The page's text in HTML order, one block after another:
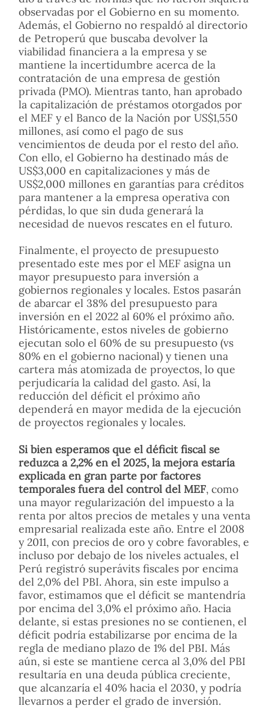
observadas por el Gobierno en su momento.
Además, el Gobierno no respaldó al directorio
de Petroperú que buscaba devolver la
viabilidad financiera a la empresa y se
mantiene la incertidumbre acerca de la
contratación de una empresa de gestión
privada (PMO). Mientras tanto, han aprobado
la capitalización de préstamos otorgados por
el MEF y el Banco de la Nación por US$1,550
millones, así como el pago de sus
vencimientos de deuda por el resto del año.
Con ello, el Gobierno ha destinado más de
US$3,000 en capitalizaciones y más de
US$2,000 millones en garantías para créditos
para mantener a la empresa operativa con
pérdidas, lo que sin duda generará la
necesidad de nuevos rescates en el futuro.
Finalmente, el proyecto de presupuesto
presentado este mes por el MEF asigna un
mayor presupuesto para inversión a
gobiernos regionales y locales. Estos pasarán
de abarcar el 38% del presupuesto para
inversión en el 2022 al 60% el próximo año.
Históricamente, estos niveles de gobierno
ejecutan solo el 60% de su presupuesto (vs
80% en el gobierno nacional) y tienen una
cartera más atomizada de proyectos, lo que
perjudicaría la calidad del gasto. Así, la
reducción del déficit el próximo año
dependerá en mayor medida de la ejecución
de proyectos regionales y locales.
Si bien esperamos que el déficit fiscal se
reduzca a 2,2% en el 2025, la mejora estaría
explicada en gran parte por factores
temporales fuera del control del MEF, como
una mayor regularización del impuesto a la
renta por altos precios de metales y una venta
empresarial realizada este año. Entre el 2008
y 2011, con precios de oro y cobre favorables, e
incluso por debajo de los niveles actuales, el
Perú registró superávits fiscales por encima
del 2,0% del PBI. Ahora, sin este impulso a
favor, estimamos que el déficit se mantendría
por encima del 3,0% el próximo año. Hacia
delante, si estas presiones no se contienen, el
déficit podría estabilizarse por encima de la
regla de mediano plazo de 1% del PBI. Más
aún, si este se mantiene cerca al 3,0% del PBI
resultaría en una deuda pública creciente,
que alcanzaría el 40% hacia el 2030, y podría
llevarnos a perder el grado de inversión.